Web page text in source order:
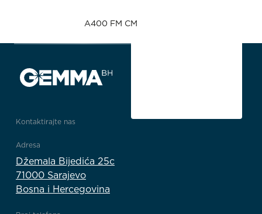
A400 FM CM
Kontaktirajte nas
Adresa
Džemala Bijedića 25c
71000 Sarajevo
Bosna i Hercegovina